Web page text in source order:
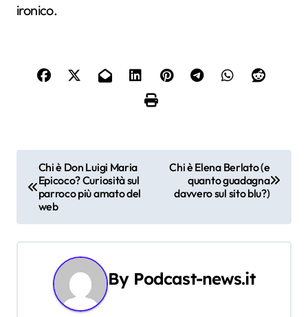
ironico.
a
v
i
Chi è Don Luigi Maria
Epicoco? Curiosità sul
parroco più amato del
web
Chi è Elena Berlato (e
quanto guadagna
davvero sul sito blu?)
By Podcast-news.it